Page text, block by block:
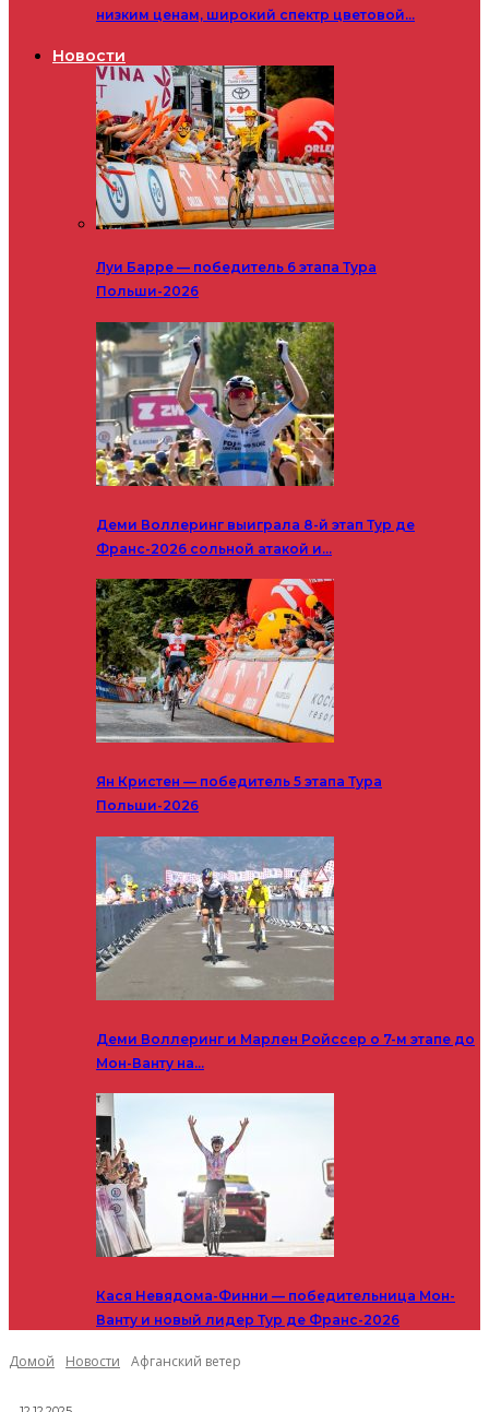
низким ценам, широкий спектр цветовой…
Новости
Луи Барре — победитель 6 этапа Тура
Польши-2026
Деми Воллеринг выиграла 8-й этап Тур де
Франс-2026 сольной атакой и…
Ян Кристен — победитель 5 этапа Тура
Польши-2026
Деми Воллеринг и Марлен Ройссер о 7-м этапе до
Мон-Ванту на…
Кася Невядома-Финни — победительница Мон-
Ванту и новый лидер Тур де Франс-2026
Домой Новости Афганский ветер